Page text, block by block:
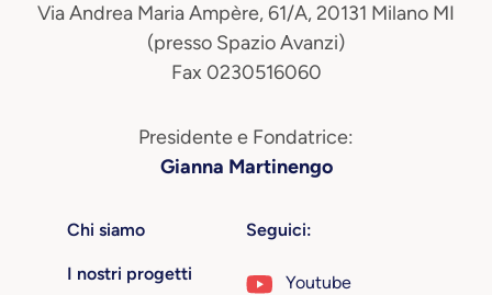
Via Andrea Maria Ampère, 61/A, 20131 Milano MI
(presso Spazio Avanzi)
Fax 0230516060
Presidente e Fondatrice:
Gianna Martinengo
Chi siamo
I nostri progetti
Seguici:
Youtube